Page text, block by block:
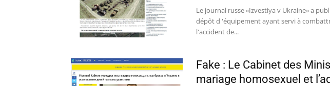
Le journal russe «Izvestiya v Ukraine» a
dépôt d 'équipement ayant servi à
l'accident de...
Fake : Le Cabinet des
mariage homosexuel et